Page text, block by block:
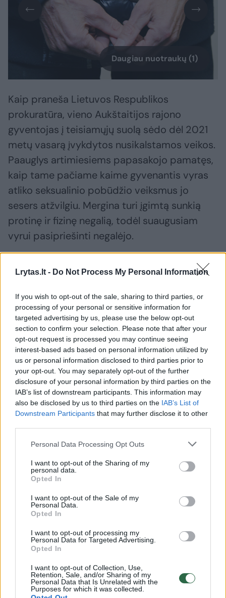
Lrytas.lt - Do Not Process My Personal Information
If you wish to opt-out of the sale, sharing to third parties, or
processing of your personal or sensitive information for
targeted advertising by us, please use the below opt-out
section to confirm your selection. Please note that after your
opt-out request is processed you may continue seeing
interest-based ads based on personal information utilized by
us or personal information disclosed to third parties prior to
your opt-out. You may separately opt-out of the further
disclosure of your personal information by third parties on the
IAB’s list of downstream participants. This information may
also be disclosed by us to third parties on the IAB’s List of
Downstream Participants that may further disclose it to other
Personal Data Processing Opt Outs
I want to opt-out of the Sharing of my
personal data.
Opted In
I want to opt-out of the Sale of my
Personal Data.
Opted In
I want to opt-out of processing my
Personal Data for Targeted Advertising.
Opted In
I want to opt-out of Collection, Use,
Retention, Sale, and/or Sharing of my
Personal Data that Is Unrelated with the
Purposes for which it was collected.
Daugiau nuotraukų (1)
Kaip praneša Lietuvos Respublikos
prokuratūra, vieno Aukštaitijos rajono
gyventojas į teisiamųjų suolą sėdo dėl 2021
metų vasarą įvykdytos nusikalstamos veikos.
Paauglys artimiesiems papasakojo pamatęs,
kaip tame pačiame kaime gyvenantis vyras
atliko seksualinio pobūdžio veiksmus jo
sesers atžvilgiu. Mergina turi įgimtą sunkią
protinę ir fizinę negalią, todėl suaugusiam
vyrui pasipriešinti negalėjo.
Nukentėjusiosios artimieji apie įvykį pranešė
kurį atliko Panevėžio apskrities vyriausiojo
policijos komisariato kriminalinės policijos
Sunkių nusikaltimų tyrimo valdybos
pareigūnai, o tyrimui vadovavo ir valstybinį
kaltinimą teisme palaikė Panevėžio
apygardos prokuratūros Baudžiamojo
persekiojimo skyriaus prokurorė Sandra
Povilonienė.
Pasak prokurorės S. Povilonienės,
tyrimo, ir baudžiamosios bylos nagrinėjimo
teisme metu. „Praeityje šis vyras jau buvo
teistas už analogišką nusikaltimą, tenka tik
apgailestauti, kad tai jo neatgrasė nuo naujos
nusikalstamos veikos padarymo“, – sakė
prokurorė. Anksčiau 4 kartus teistas
pripažintas recidyvistu ir tik prieš keletą
mėnesių išėjęs į laisvę iš įkalinimo įstaigos.